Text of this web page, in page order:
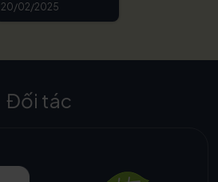
20/02/2025
Đối tác